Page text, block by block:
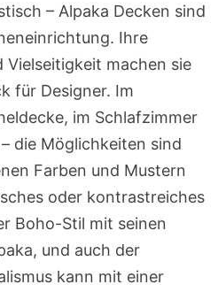
– Alpaka Decken sind
Ihre
Vielseitigkeit machen sie
für Designer. Im
im Schlafzimmer
die Möglichkeiten sind
Farben und Mustern
oder kontrastreiches
Boho-Stil mit seinen
und auch der
kann mit einer